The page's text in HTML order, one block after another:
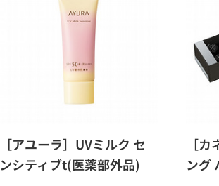
［アユーラ］UVミルク セ
ンシティブt(医薬部外品)
［
ング